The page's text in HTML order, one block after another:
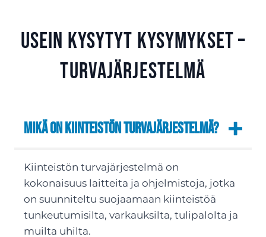
Usein kysytyt kysymykset –
Turvajärjestelmä
Mikä on kiinteistön turvajärjestelmä?
Kiinteistön turvajärjestelmä on
kokonaisuus laitteita ja ohjelmistoja, jotka
on suunniteltu suojaamaan kiinteistöä
tunkeutumisilta, varkauksilta, tulipalolta ja
muilta uhilta.